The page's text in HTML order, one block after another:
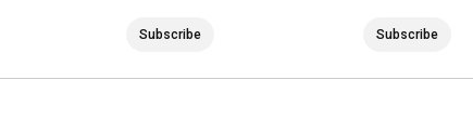
Subscribe Subscribe